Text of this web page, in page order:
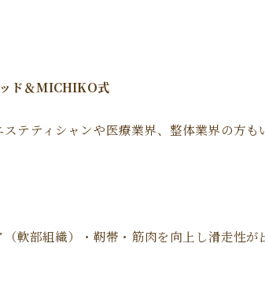
ド＆MICHIKO式
テティシャンや医療業界、整体業界の方も
軟部組織）・靭帯・筋肉を向上し滑走性が